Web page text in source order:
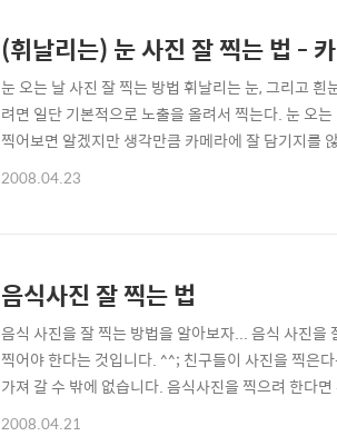
(휘날리는) 눈 사진 잘 찍는 법 -
눈 오는 날 사진 잘 찍는 방법 휘날리는 눈, 그리고
려면 일단 기본적으로 노출을 올려서 찍는다. 눈 오
찍어보면 알겠지만 생각만큼 카메라에 잘 담기지를
때가 많은데요, 이것은 카메라의 노출계가 회색
2008.04.23
음식사진 잘 찍는 법
음식 사진을 잘 찍는 방법을 알아보자... 음식 사진
찍어야 한다는 것입니다. ^^; 친구들이 사진을 찍은
가져 갈 수 밖에 없습니다. 음식사진을 찍으려 한다
2008.2.28. 대학로... Hollys Coffee -음식 사진을
2008.04.21